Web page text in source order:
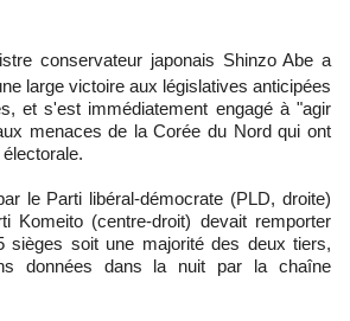
conservateur japonais Shinzo Abe a
large victoire aux législatives anticipées
et s'est immédiatement engagé à "agir
menaces de la Corée du Nord qui ont
le Parti libéral-démocrate (PLD, droite)
Komeito (centre-droit) devait remporter
sièges soit une majorité des deux tiers,
données dans la nuit par la chaîne